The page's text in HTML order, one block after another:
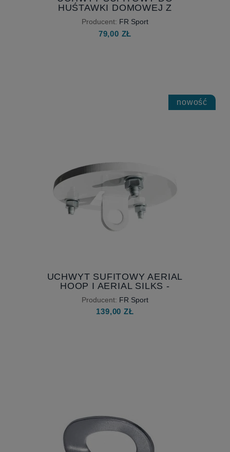
HUŚTAWKI DOMOWEJ Z
ŁOŻYSKIEM
Producent: FR Sport
79,00 ZŁ
UCHWYT SUFITOWY AERIAL
HOOP I AERIAL SILKS -
NAJBARDZIEJ WYTRZYMAŁY
UCHWYT SUFITOWY DO
AKROBACJI POWIETRZNYCH
Producent: FR Sport
139,00 ZŁ
nowość